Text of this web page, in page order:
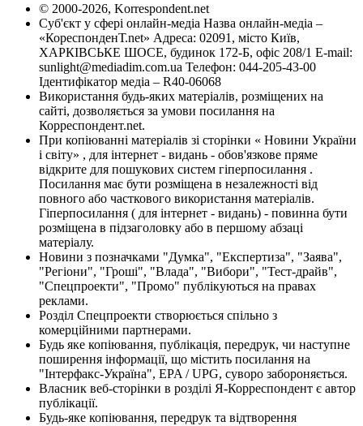
© 2000-2026, Korrespondent.net
Суб'єкт у сфері онлайн-медіа Назва онлайн-медіа –
«КореспонденТ.net» Адреса: 02091, місто Київ,
ХАРКІВСЬКЕ ШОСЕ, будинок 172-Б, офіс 208/1 E-mail:
sunlight@mediadim.com.ua Телефон: 044-205-43-00
Ідентифікатор медіа – R40-06068
Використання будь-яких матеріалів, розміщених на
сайті, дозволяється за умови посилання на
Корреспондент.net.
При копіюванні матеріалів зі сторінки « Новини України
і світу» , для інтернет - видань - обов'язкове пряме
відкрите для пошукових систем гіперпосилання .
Посилання має бути розміщена в незалежності від
повного або часткового використання матеріалів.
Гіперпосилання ( для інтернет - видань) - повинна бути
розміщена в підзаголовку або в першому абзаці
матеріалу.
Новини з позначками "Думка", "Експертиза", "Заява",
"Регіони", "Гроші", "Влада", "Вибори", "Тест-драйв",
"Спецпроекти", "Промо" публікуються на правах
реклами.
Розділ Спецпроекти створюється спільно з
комерційними партнерами.
Будь яке копіювання, публікація, передрук, чи наступне
поширення інформації, що містить посилання на
"Інтерфакс-Україна", EPA / UPG, суворо забороняється.
Власник веб-сторінки в розділі Я-Корреспондент є автор
публікації.
Будь-яке копіювання, передрук та відтворення